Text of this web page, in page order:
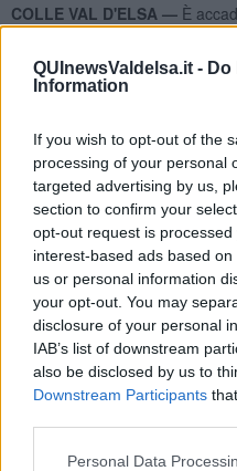
QUInewsValdelsa.it -
Information
If you wish to opt-out of the
processing of your personal
targeted advertising by us,
section to confirm your
opt-out request is
interest-based ads based
us or personal information
your opt-out. You may
disclosure of your personal
IAB’s list of downstream
also be disclosed by us to
Downstream Participants
Personal Data
COLLE VAL D'ELSA — È
quando ungiovane
prigione invece di tornarsene
e sotto i fumi dell'alcool ha
L'uomo completamente fuori
danneggiato i loro ciclomotori
calci alla vetrina dell’antistante
La sua follia è proseguitaal
dove ha colpito con violenza
anche questa. I passanti,
hanno chiamato le Forze
immediatamente i Carabinieri
municipale. Dopo una
rinforzi da Poggibonsi per
con la sua furia.